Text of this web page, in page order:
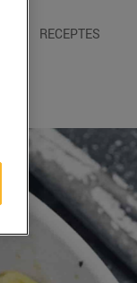
RECEPTES